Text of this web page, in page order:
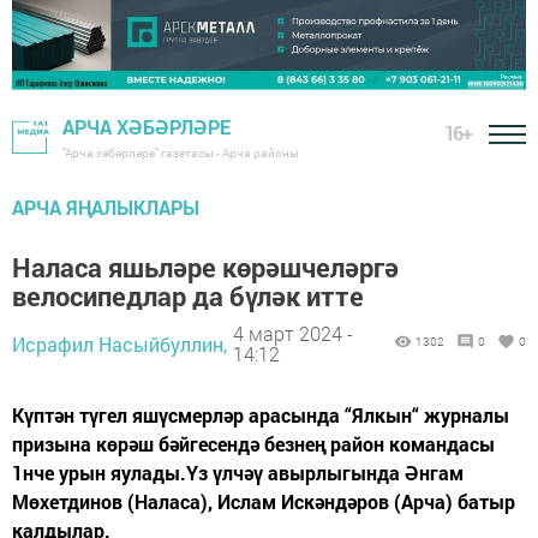
АРЧА ХӘБӘРЛӘРЕ
"Арча хәбәрләре" газетасы - Арча районы
16+
АРЧА ЯҢАЛЫКЛАРЫ
Наласа яшьләре көрәшчеләргә
велосипедлар да бүләк итте
Исрафил Насыйбуллин, 4 март 2024 -
14:12
1302 0 0
Күптән түгел яшүсмерләр арасында “Ялкын“ журналы
призына көрәш бәйгесендә безнең район командасы
1нче урын яулады.Үз үлчәү авырлыгында Әнгам
Мөхетдинов (Наласа), Ислам Искәндәров (Арча) батыр
калдылар.